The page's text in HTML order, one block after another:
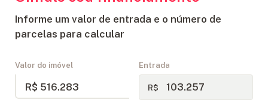
Informe um valor de entrada e o número de
parcelas para calcular
Valor do imóvel
R$ 516.283
Entrada
R$